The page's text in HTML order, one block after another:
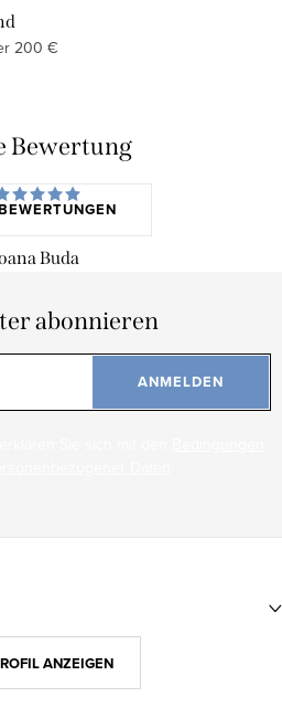
200 €
Bewertung
Buda
abonnieren
ANMELDEN
ANZEIGEN